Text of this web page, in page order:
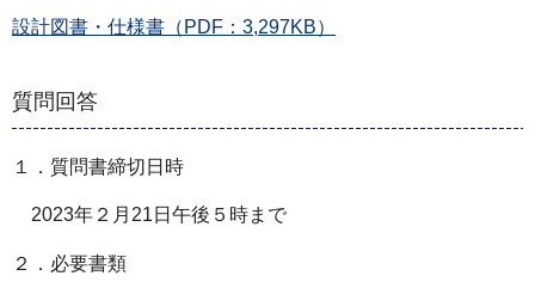
設計図書・仕様書（PDF：3,297KB）
質問回答
１．質問書締切日時
2023年２月21日午後５時まで
２．必要書類